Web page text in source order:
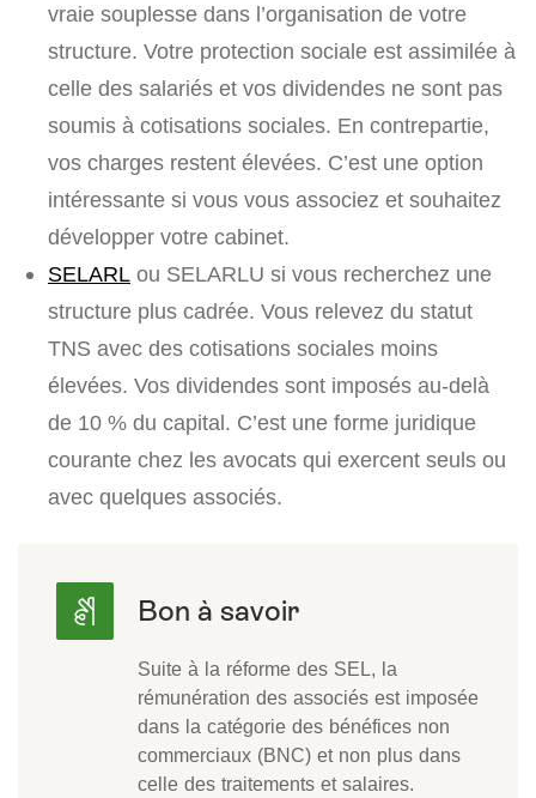
vraie souplesse dans l’organisation de votre
structure. Votre protection sociale est assimilée à
celle des salariés et vos dividendes ne sont pas
soumis à cotisations sociales. En contrepartie,
vos charges restent élevées. C’est une option
intéressante si vous vous associez et souhaitez
développer votre cabinet.
SELARL ou SELARLU si vous recherchez une
structure plus cadrée. Vous relevez du statut
TNS avec des cotisations sociales moins
élevées. Vos dividendes sont imposés au-delà
de 10 % du capital. C’est une forme juridique
courante chez les avocats qui exercent seuls ou
avec quelques associés.
Suite à la réforme des SEL, la
rémunération des associés est imposée
dans la catégorie des bénéfices non
commerciaux (BNC) et non plus dans
celle des traitements et salaires.